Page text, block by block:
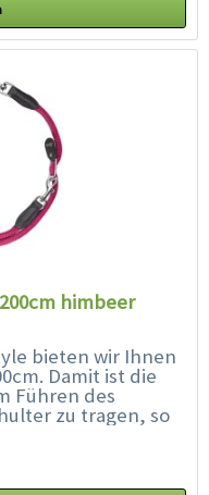
himbeer
bieten wir Ihnen
Damit ist die
Führen des
zu tragen, so
besteht aus...